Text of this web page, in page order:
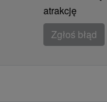
atrakcję
Zgłoś błąd